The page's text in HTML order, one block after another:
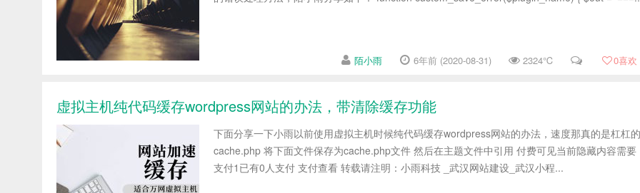
陌小雨 6年前 (2020-08-31) 2324℃ 0喜欢
虚拟主机纯代码缓存wordpress网站的办法，带清除缓存功能
下面分享一下小雨以前使用虚拟主机时候纯代码缓存wordpress网站的办法，速度那真的是杠杠的
cache.php 将下面文件保存为cache.php文件 然后在主题文件中引用 付费可见当前隐藏内容需要
支付1已有0人支付 支付查看 转载请注明：小雨科技 _武汉网站建设_武汉小程...